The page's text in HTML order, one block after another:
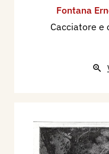
Fontana
Cacciatore e